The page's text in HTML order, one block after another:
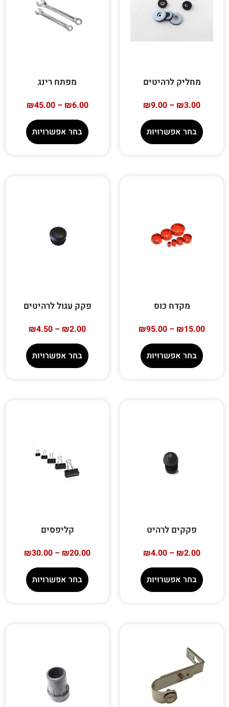
מחליק לרהיטים
₪3.00
–
₪9.00
בחר אפשרויות
מפתח רינג
₪6.00
–
₪45.00
בחר אפשרויות
מקדח כוס
₪15.00
–
₪95.00
בחר אפשרויות
פקק עגול לרהיטים
₪2.00
–
₪4.50
בחר אפשרויות
פקקים לרהיט
₪2.00
–
₪4.00
בחר אפשרויות
קליפסים
₪20.00
–
₪30.00
בחר אפשרויות